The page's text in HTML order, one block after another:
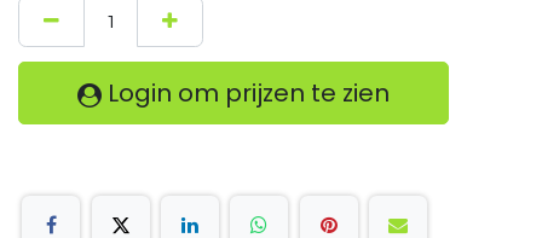
Login om prijzen te zien